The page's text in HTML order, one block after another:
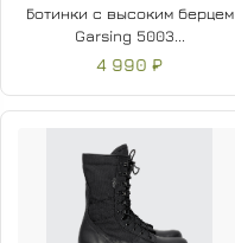
Ботинки с высоким берцем
Garsing 5003...
4 990 ₽